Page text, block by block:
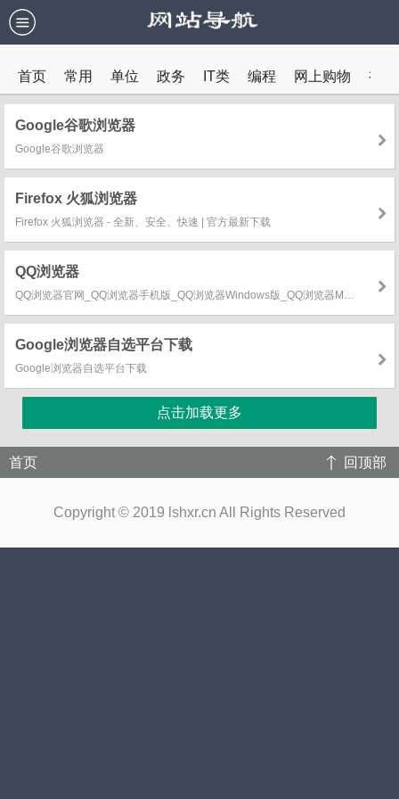
首页 常用 单位 政务 IT类 编程 网上购物 视
Google谷歌浏览器
Google谷歌浏览器
Firefox 火狐浏览器
Firefox 火狐浏览器 - 全新、安全、快速 | 官方最新下载
QQ浏览器
QQ浏览器官网_QQ浏览器手机版_QQ浏览器Windows版_QQ浏览器MAC版
Google浏览器自选平台下载
Google浏览器自选平台下载
点击加载更多
回顶部
首页
Copyright © 2019 lshxr.cn All Rights Reserved